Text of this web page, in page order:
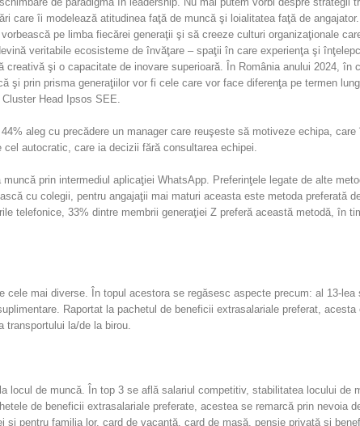
care îi modelează atitudinea faţă de muncă şi loialitatea faţă de
pe limba fiecărei generaţii şi să creeze culturi organizaţionale
veritabile ecosisteme de învăţare – spaţii în care experienţa şi
şi o capacitate de inovare superioară. În România anului 2024,
şi prin prisma generaţiilor vor fi cele care vor face diferenţa pe termen
Head Ipsos SEE.
aleg cu precădere un manager care reuşeste să motiveze echipa,
autocratic, care ia decizii fără consultarea echipei.
prin intermediul aplicaţiei WhatsApp. Preferinţele legate de alte
cu colegii, pentru angajaţii mai maturi aceasta este metoda preferată
telefonice, 33% dintre membrii generaţiei Z preferă această metodă, în
mai diverse. În topul acestora se regăsesc aspecte precum: al 13-
Raportat la pachetul de beneficii extrasalariale preferat,
transportului la/de la birou.
locul de muncă. În top 3 se află salariul competitiv, stabilitatea locului de
de beneficii extrasalariale preferate, acestea se remarcă prin nevoia
pentru familia lor, card de vacanţă, card de masă, pensie privată şi